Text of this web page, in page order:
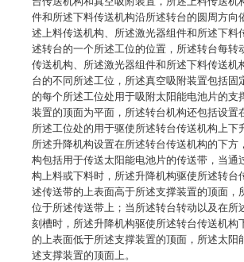
件和所述下料传送机构沿所述转台的圆周方向
述上料传送机构、所述激光器组件和所述下料
述转台的一个所述工位的位置，所述转台每转
传送机构、所述激光器组件和所述下料传送机
台的不同所述工位，所述真空吸附装置包括固
的每个所述工位处用于吸附太阳能电池片的支
装置的顶面为平面，所述转台机构还包括设置
所述工位处的用于驱使所述转台传送机构上下
所述升降机构设置在所述转台传送机构的下方
构包括用于传送太阳能电池片的传送带，当通
构上料或下料时，所述升降机构驱使所述转台
述传送带的上表面高于所述支撑装置的顶面，
位于所述传送带上；当所述转台转动以及在所
刻槽时，所述升降机构驱使所述转台传送机构
的上表面低于所述支撑装置的顶面，所述太阳
述支撑装置的顶面上。